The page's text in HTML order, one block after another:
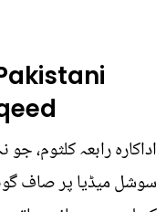
اداکارہ رابعہ کلثوم،
سوشل میڈیا پر صاف